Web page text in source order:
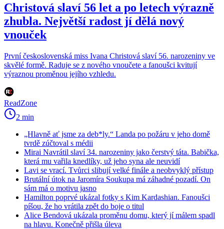
Christová slaví 56 let a po letech výrazně
zhubla. Největší radost jí dělá nový
vnouček
První československá miss Ivana Christová slaví 56. narozeniny ve
skvělé formě. Raduje se z nového vnoučete a fanoušci kvitují
výraznou proměnou jejího vzhledu.
ReadZone
2 min
„Hlavně ať jsme za deb*ly.“ Landa po požáru v jeho domě
tvrdě zúčtoval s médii
Mirai Navrátil slaví 34. narozeniny jako čerstvý táta. Babička,
která mu vařila knedlíky, už jeho syna ale neuvidí
Lavi se vrací. Tvůrci slibují velké finále a neobvyklý přístup
Brutální útok na Jaromíra Soukupa má záhadné pozadí. On
sám má o motivu jasno
Hamilton poprvé ukázal fotky s Kim Kardashian. Fanoušci
píšou, že ho vrátila zpět do boje o titul
Alice Bendová ukázala proměnu domu, který jí málem spadl
na hlavu. Konečně přišla úleva